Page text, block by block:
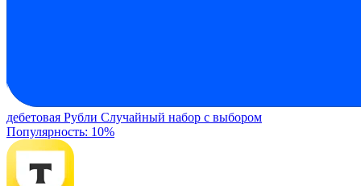
дебетовая Рубли Случайный набор с выбором
Популярность: 10%